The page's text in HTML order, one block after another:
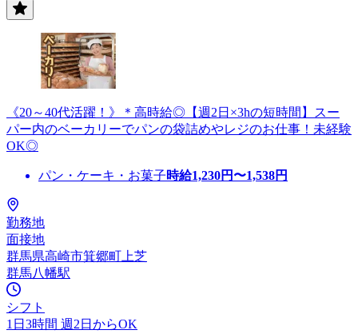
《20～40代活躍！》＊高時給◎【週2日×3hの短時間】スー
パー内のベーカリーでパンの袋詰めやレジのお仕事！未経験
OK◎
パン・ケーキ・お菓子時給1,230円〜1,538円
勤務地
面接地
群馬県高崎市箕郷町上芝
群馬八幡駅
シフト
1日3時間 週2日からOK